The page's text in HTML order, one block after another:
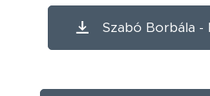
Szabó Borbála -